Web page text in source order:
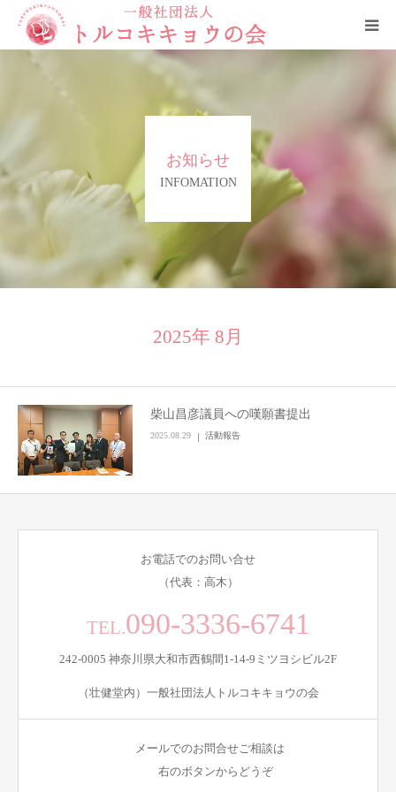
お知らせ
INFOMATION
2025年 8月
柴山昌彦議員への嘆願書提出
2025.08.29 活動報告
お電話でのお問い合せ
（代表：高木）
TEL.090-3336-6741
242-0005 神奈川県大和市西鶴間1-14-9ミツヨシビル2F
（壮健堂内）一般社団法人トルコキキョウの会
メールでのお問合せご相談は
右のボタンからどうぞ
ご支援と賛助会員について
お問合せ・ご相談窓口